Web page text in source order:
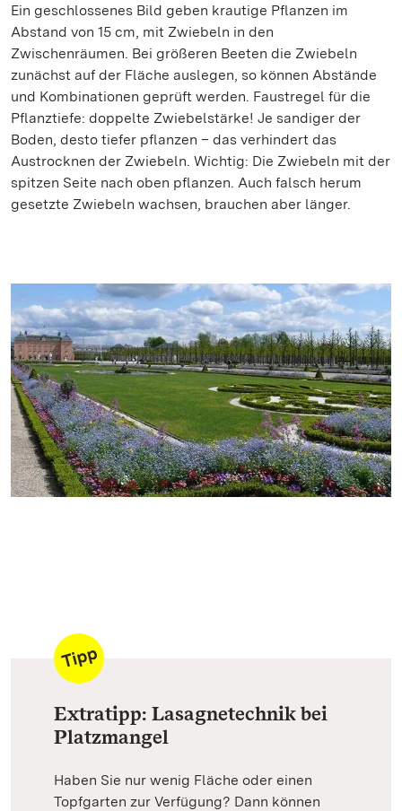
Ein geschlossenes Bild geben krautige Pflanzen im
Abstand von 15 cm, mit Zwiebeln in den
Zwischenräumen. Bei größeren Beeten die Zwiebeln
zunächst auf der Fläche auslegen, so können Abstände
und Kombinationen geprüft werden. Faustregel für die
Pflanztiefe: doppelte Zwiebelstärke! Je sandiger der
Boden, desto tiefer pflanzen – das verhindert das
Austrocknen der Zwiebeln. Wichtig: Die Zwiebeln mit der
spitzen Seite nach oben pflanzen. Auch falsch herum
gesetzte Zwiebeln wachsen, brauchen aber länger.
Extratipp: Lasagnetechnik bei
Platzmangel
Haben Sie nur wenig Fläche oder einen
Topfgarten zur Verfügung? Dann können